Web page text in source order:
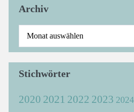
Archiv
Stichwörter
2020 2021 2022 2023 2024